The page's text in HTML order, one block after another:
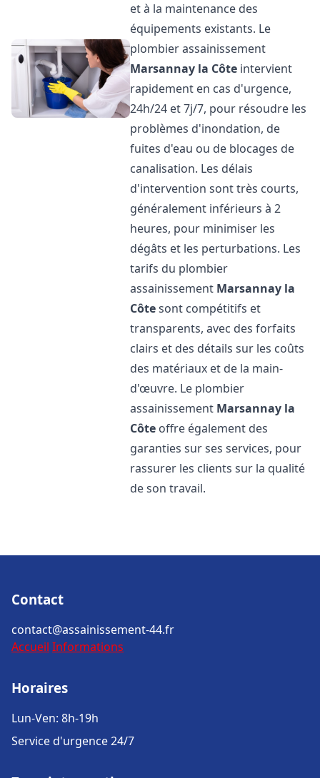
et à la maintenance des
équipements existants. Le
plombier assainissement
Marsannay la Côte intervient
rapidement en cas d'urgence,
24h/24 et 7j/7, pour résoudre les
problèmes d'inondation, de
fuites d'eau ou de blocages de
canalisation. Les délais
d'intervention sont très courts,
généralement inférieurs à 2
heures, pour minimiser les
dégâts et les perturbations. Les
tarifs du plombier
assainissement Marsannay la
Côtesont compétitifs et
transparents, avec des forfaits
clairs et des détails sur les coûts
des matériaux et de la main-
d'œuvre. Le plombier
assainissement Marsannay la
Côte offre également des
garanties sur ses services, pour
rassurer les clients sur la qualité
de son travail.
Contact
contact@assainissement-44.fr
Accueil Informations
Horaires
Lun-Ven: 8h-19h
Service d'urgence 24/7